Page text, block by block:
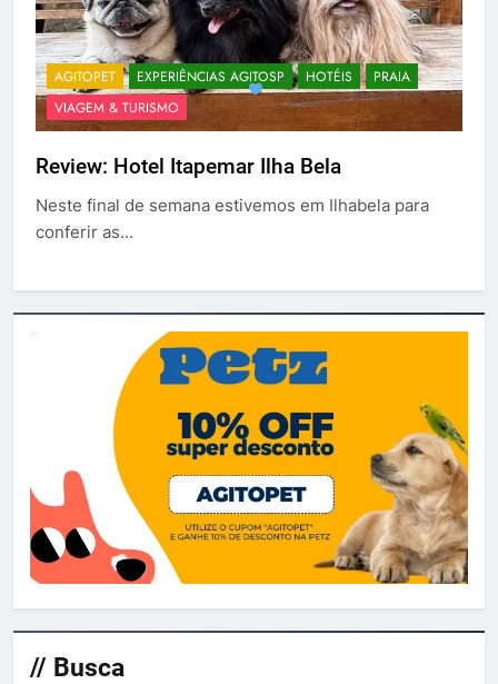
AGITOPET EXPERIÊNCIAS AGITOSP HOTÉIS
PRAIA
VIAGEM & TURISMO
Review: Hotel Itapemar Ilha Bela
Neste final de semana estivemos em Ilhabela para
conferir as…
// Busca